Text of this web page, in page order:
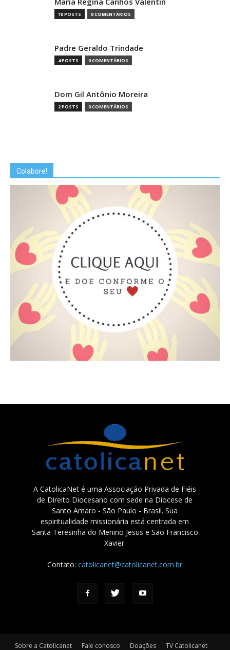
10 POSTS 0 COMENTÁRIOS
Padre Geraldo Trindade
4 POSTS 0 COMENTÁRIOS
Dom Gil Antônio Moreira
2 POSTS 0 COMENTÁRIOS
Colabore!
A CatolicaNet é uma Associação Privada de Fiéis
de Direito Diocesano com sede na Diocese de
Santo Amaro - São Paulo - Brasil. Sua
espiritualidade missionária está centrada em
Santa Teresinha do Menino Jesus e São Francisco
Xavier.
Contato:catolicanet@catolicanet.com.br
Sobre a Catolicanet Fale conosco Doações TV Catolicanet